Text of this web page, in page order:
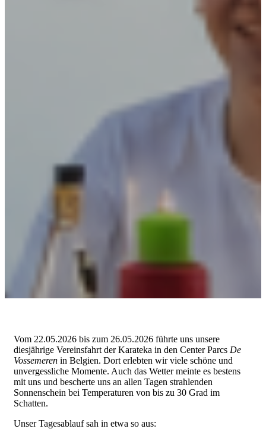
Vom 22.05.2026 bis zum 26.05.2026 führte uns unsere
diesjährige Vereinsfahrt der Karateka in den Center Parcs De
Vossemeren in Belgien. Dort erlebten wir viele schöne und
unvergessliche Momente. Auch das Wetter meinte es bestens
mit uns und bescherte uns an allen Tagen strahlenden
Sonnenschein bei Temperaturen von bis zu 30 Grad im
Schatten.
Unser Tagesablauf sah in etwa so aus: